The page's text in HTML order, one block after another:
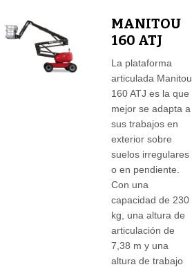
MANITOU
160 ATJ
La plataforma
articulada Manitou
160 ATJ es la que
mejor se adapta a
sus trabajos en
exterior sobre
suelos irregulares
o en pendiente.
Con una
capacidad de 230
kg, una altura de
articulación de
7,38 m y una
altura de trabajo